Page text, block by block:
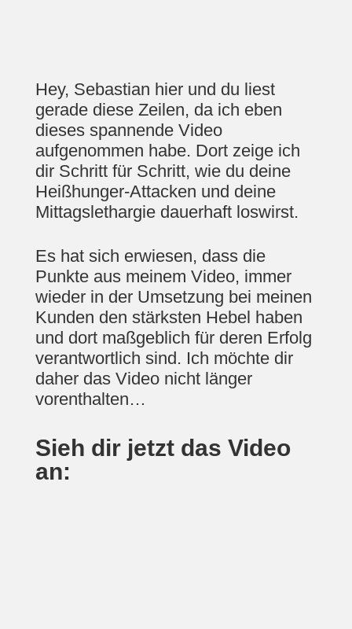
Hey, Sebastian hier und du liest
gerade diese Zeilen, da ich eben
dieses spannende Video
aufgenommen habe. Dort zeige ich
dir Schritt für Schritt, wie du deine
Heißhunger-Attacken und deine
Mittagslethargie dauerhaft loswirst.
Es hat sich erwiesen, dass die
Punkte aus meinem Video, immer
wieder in der Umsetzung bei meinen
Kunden den stärksten Hebel haben
und dort maßgeblich für deren Erfolg
verantwortlich sind. Ich möchte dir
daher das Video nicht länger
vorenthalten…
Sieh dir jetzt das Video
an: